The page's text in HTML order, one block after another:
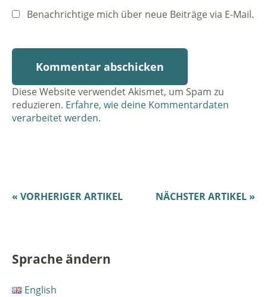
Benachrichtige mich über neue Beiträge via E-Mail.
Diese Website verwendet Akismet, um Spam zu
reduzieren. Erfahre, wie deine Kommentardaten
verarbeitet werden.
NÄCHSTER ARTIKEL »
« VORHERIGER ARTIKEL
Sprache ändern
English